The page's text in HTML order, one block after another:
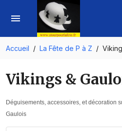
menu
Accueil La Fête de P à Z
Vikings &
Déguisements, accessoires, et décoration
Gaulois